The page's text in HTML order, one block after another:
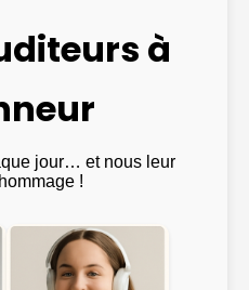
à
jour… et nous leur
!